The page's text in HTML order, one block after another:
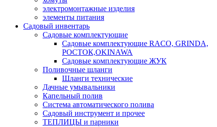
электромонтажные изделия
элементы питания
Садовый инвентарь
Садовые комплектующие
Садовые комплектующие RACO, GRINDA,
РОСТОК,OKINAWA
Садовые комплектующие ЖУК
Поливочные шланги
Шланги технические
Дачные умывальники
Капельный полив
Система автоматического полива
Садовый инструмент и прочее
ТЕПЛИЦЫ и парники